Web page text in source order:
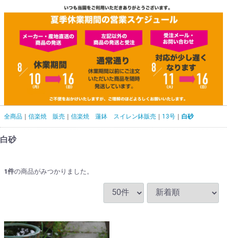
全商品 信楽焼 販売 信楽焼 蓮鉢 スイレン鉢販売 13号 白砂
白砂
1件の商品がみつかりました。